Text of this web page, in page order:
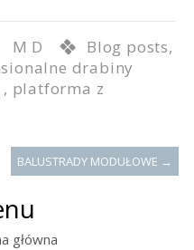
M D
Blog posts,
drabiny
, platforma z
BALUSTRADY MODUŁOWE →
główna